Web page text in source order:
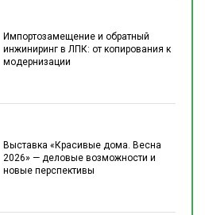
Импортозамещение и обратный
инжиниринг в ЛПК: от копирования к
модернизации
Выставка «Красивые дома. Весна
2026» — деловые возможности и
новые перспективы